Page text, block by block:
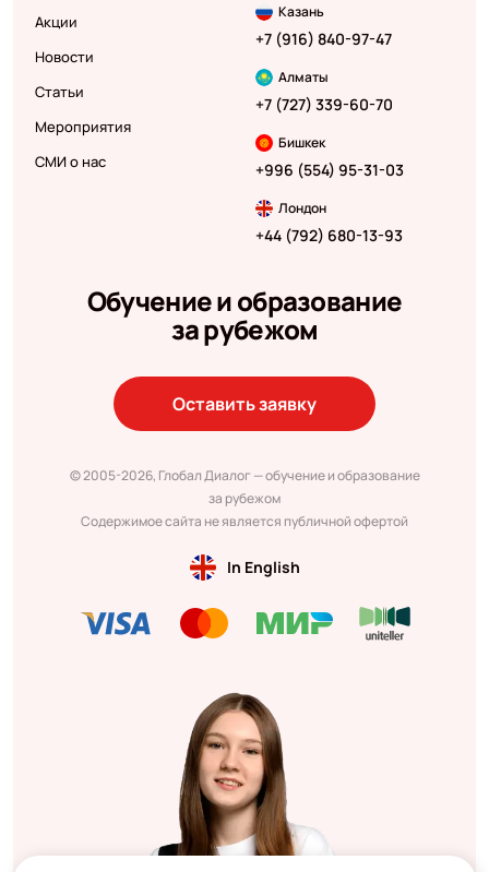
Акции
Новости
Статьи
Мероприятия
СМИ о нас
Казань
+7 (916) 840-97-47
Алматы
+7 (727) 339-60-70
Бишкек
+996 (554) 95-31-03
Лондон
+44 (792) 680-13-93
Обучение и образование
за рубежом
Оставить заявку
© 2005-2026, Глобал Диалог — обучение и образование
за рубежом
Содержимое сайта не является публичной офертой
In English